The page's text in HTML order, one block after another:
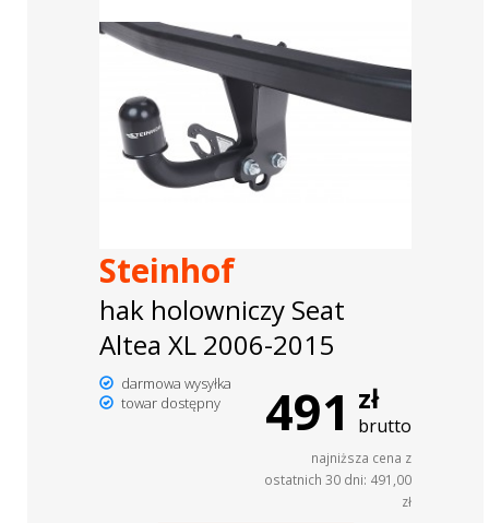
Steinhof
hak holowniczy Seat
Altea XL 2006-2015
darmowa wysyłka
towar dostępny
491 zł
brutto
najniższa cena z
ostatnich 30 dni: 491,00
zł